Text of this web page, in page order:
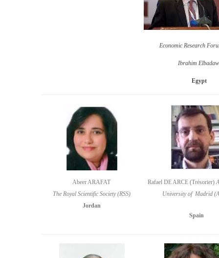
Economic Research
Ibrahim
Egypt
Abeer ARAFAT
The Royal Scientific Society (RSS)
Jordan
Rafael DE ARCE (Trésorier)
University of Madrid
Spain